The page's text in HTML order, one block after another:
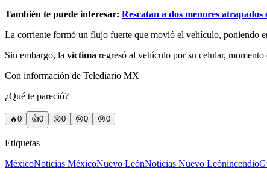
También te puede interesar: Rescatan a dos menores
La corriente formó un flujo fuerte que movió el vehículo, poniendo
Sin embargo, la víctima regresó al vehículo por su celular,
Con información de Telediario MX
¿Qué te pareció?
🔥0 👍0 😲0 😢0 😠0
Etiquetas
MéxicoNoticias MéxicoNuevo LeónNoticias Nuevo Leónincendio